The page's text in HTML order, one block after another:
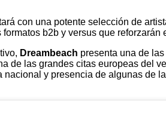
con una potente selección de
b2b y versus que
Dreambeach presenta una de
de las grandes citas europeas del
nacional y presencia de algunas de